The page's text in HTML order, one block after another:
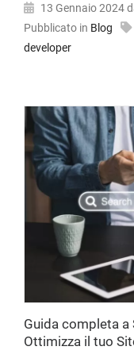
13 Gennaio 2024
Pubblicato in Blog
developer
Guida completa a
Ottimizza il tuo